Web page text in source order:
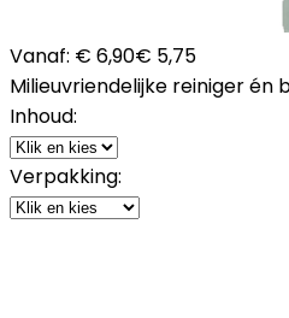
Vanaf: € 6,90€ 5,75
Milieuvriendelijke reiniger én
Inhoud:
Verpakking: